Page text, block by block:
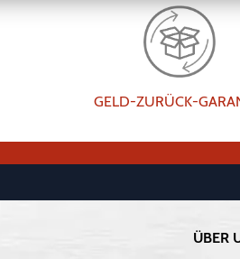
GELD-ZURÜCK-
ÜBER